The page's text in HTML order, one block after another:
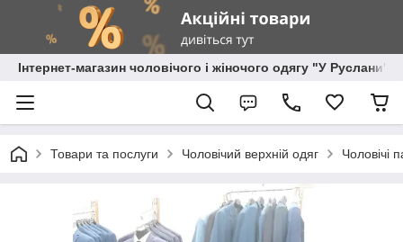
Інтернет-магазин чоловічого і жіночого одягу "У Руслани"
Товари та послуги Чоловічий верхній одяг Чоловічі